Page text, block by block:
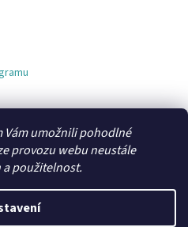
Vám umožnili pohodlné
provozu webu neustále
použitelnost.